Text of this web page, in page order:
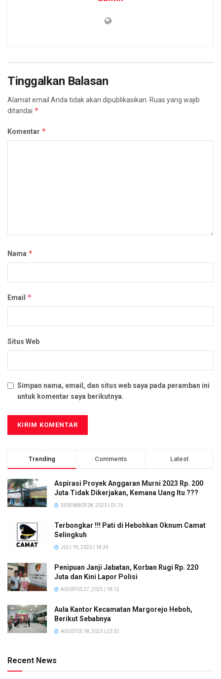
Tinggalkan Balasan
Alamat email Anda tidak akan dipublikasikan. Ruas yang wajib
ditandai *
Komentar *
Nama *
Email *
Situs Web
Simpan nama, email, dan situs web saya pada peramban ini
untuk komentar saya berikutnya.
Trending Comments Latest
Aspirasi Proyek Anggaran Murni 2023 Rp. 200
Juta Tidak Dikerjakan, Kemana Uang Itu ???
DESEMBER 28, 2023 | 01:15
Terbongkar !!! Pati di Hebohkan Oknum Camat
Selingkuh
JULI 19, 2023 | 18:39
Penipuan Janji Jabatan, Korban Rugi Rp. 220
Juta dan Kini Lapor Polisi
AGUSTUS 27, 2025 | 18:12
Aula Kantor Kecamatan Margorejo Heboh,
Berikut Sebabnya
AGUSTUS 18, 2023 | 22:32
Recent News